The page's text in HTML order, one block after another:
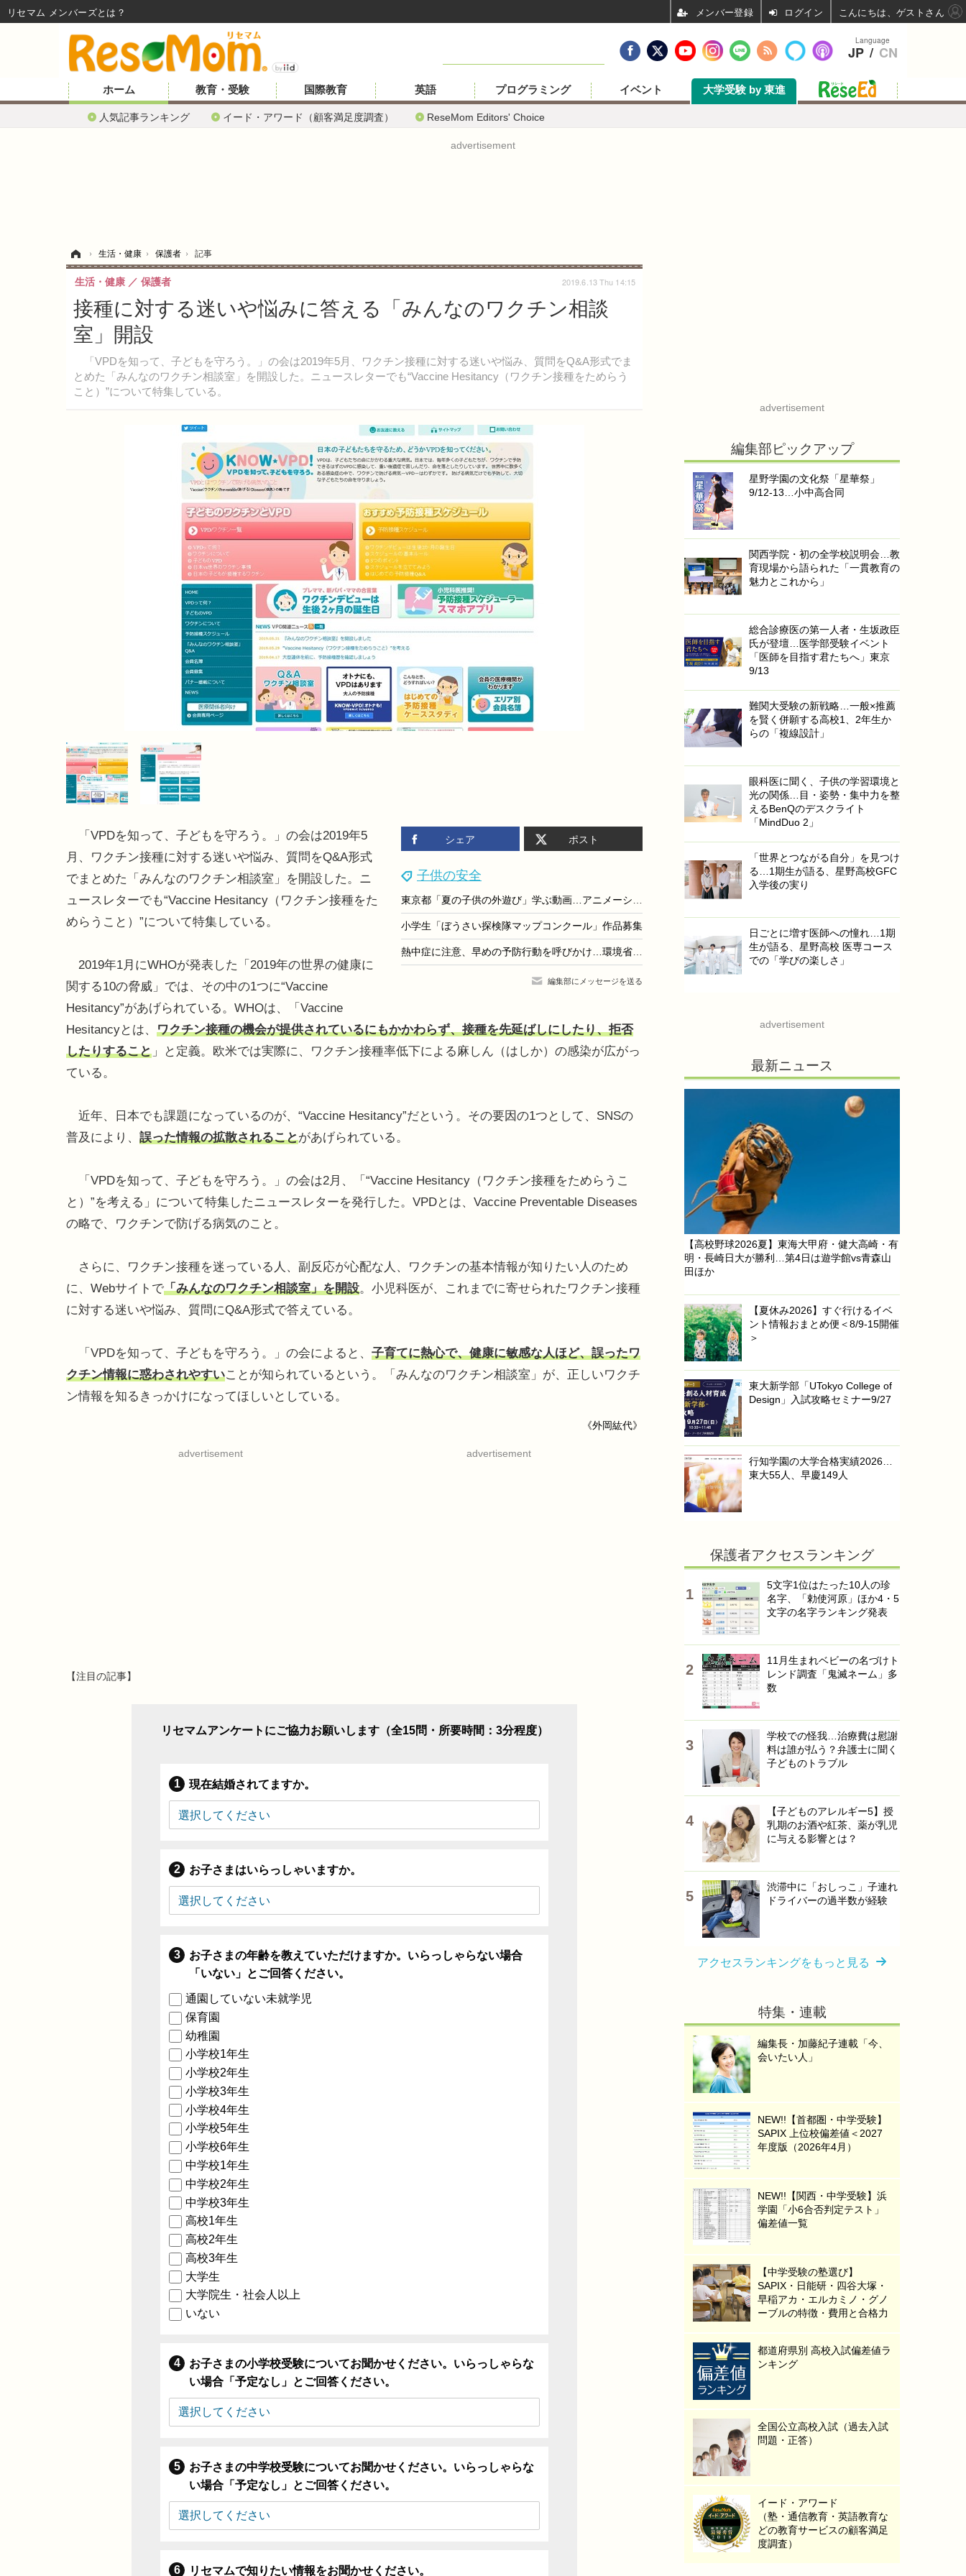
ホーム
人気記事ランキング イード・アワード（顧客満足度調査） ReseMom Editors' Choice
教育・受験 国際教育 英語 プログラミング イベント 大学受験 by 東進
advertisement
› 生活・健康 › 保護者 › 記事
接種に対する迷いや悩みに答える「みんなのワクチン相談
室」開設
「VPDを知って、子どもを守ろう。」の会は2019年5月、ワクチン接種に対する迷いや悩み、質問をQ&A形式でま
とめた「みんなのワクチン相談室」を開設した。ニュースレターでも“Vaccine Hesitancy（ワクチン接種をためらう
こと）”について特集している。
生活・健康 保護者 2019.6.13 Thu 14:15
シェア ポスト
子供の安全
東京都「夏の子供の外遊び」学ぶ動画…アニメーション編公開
小学生「ぼうさい探検隊マップコンクール」作品募集
熱中症に注意、早めの予防行動を呼びかけ…環境省・気象庁
編集部にメッセージを送る
「VPDを知って、子どもを守ろう。」の会は2019年5
月、ワクチン接種に対する迷いや悩み、質問をQ&A形式
でまとめた「みんなのワクチン相談室」を開設した。ニ
ュースレターでも“Vaccine Hesitancy（ワクチン接種をた
めらうこと）”について特集している。
2019年1月にWHOが発表した「2019年の世界の健康に
関する10の脅威」では、その中の1つに“Vaccine
Hesitancy”があげられている。WHOは、「Vaccine
Hesitancyとは、 ワクチン接種の機会が提供されているにもかかわらず、接種を先延ばしにしたり、拒否
したりすること 」と定義。欧米では実際に、ワクチン接種率低下による麻しん（はしか）の感染が広がっ
ている。
近年、日本でも課題になっているのが、“Vaccine Hesitancy”だという。その要因の1つとして、SNSの
普及により、 誤った情報の拡散されることがあげられている。
「VPDを知って、子どもを守ろう。」の会は2月、「“Vaccine Hesitancy（ワクチン接種をためらうこ
と）”を考える」について特集したニュースレターを発行した。VPDとは、Vaccine Preventable Diseases
の略で、ワクチンで防げる病気のこと。
さらに、ワクチン接種を迷っている人、副反応が心配な人、ワクチンの基本情報が知りたい人のため
に、Webサイトで「みんなのワクチン相談室」を開設。小児科医が、これまでに寄せられたワクチン接種
に対する迷いや悩み、質問にQ&A形式で答えている。
「VPDを知って、子どもを守ろう。」の会によると、 子育てに熱心で、健康に敏感な人ほど、誤ったワ
クチン情報に惑わされやすいことが知られているという。「みんなのワクチン相談室」が、正しいワクチ
ン情報を知るきっかけになってほしいとしている。
《外岡紘代》
advertisement advertisement
【注目の記事】
リセマムアンケートにご協力お願いします（全15問・所要時間：3分程度）
現在結婚されてますか。
お子さまはいらっしゃいますか。
お子さまの年齢を教えていただけますか。いらっしゃらない場合
「いない」とご回答ください。
通園していない未就学児
保育園
幼稚園
小学校1年生
小学校2年生
小学校3年生
小学校4年生
小学校5年生
小学校6年生
中学校1年生
中学校2年生
中学校3年生
高校1年生
高校2年生
高校3年生
大学生
大学院生・社会人以上
いない
お子さまの小学校受験についてお聞かせください。いらっしゃらな
い場合「予定なし」とご回答ください。
お子さまの中学校受験についてお聞かせください。いらっしゃらな
い場合「予定なし」とご回答ください。
リセマムで知りたい情報をお聞かせください。
advertisement
編集部ピックアップ
星野学園の文化祭「星華祭」
9/12-13…小中高合同
関西学院・初の全学校説明会…教
育現場から語られた「一貫教育の
魅力とこれから」
総合診療医の第一人者・生坂政臣
氏が登壇…医学部受験イベント
「医師を目指す君たちへ」東京
9/13
難関大受験の新戦略…一般×推薦
を賢く併願する高校1、2年生か
らの「複線設計」
眼科医に聞く、子供の学習環境と
光の関係…目・姿勢・集中力を整
えるBenQのデスクライト
「MindDuo 2」
「世界とつながる自分」を見つけ
る…1期生が語る、星野高校GFC
入学後の実り
日ごとに増す医師への憧れ…1期
生が語る、星野高校 医専コース
での「学びの楽しさ」
advertisement
最新ニュース
【高校野球2026夏】東海大甲府・健大高崎・有
明・長崎日大が勝利…第4日は遊学館vs青森山
田ほか
【夏休み2026】すぐ行けるイベ
ント情報おまとめ便＜8/9-15開催
＞
東大新学部「UTokyo College of
Design」入試攻略セミナー9/27
行知学園の大学合格実績2026…
東大55人、早慶149人
保護者アクセスランキング
5文字1位はたった10人の珍
名字、「勅使河原」ほか4・5
文字の名字ランキング発表
11月生まれベビーの名づけト
レンド調査「鬼滅ネーム」多
数
学校での怪我…治療費は慰謝
料は誰が払う？弁護士に聞く
子どものトラブル
【子どものアレルギー5】授
乳期のお酒や紅茶、薬が乳児
に与える影響とは？
渋滞中に「おしっこ」子連れ
ドライバーの過半数が経験
アクセスランキングをもっと見る
特集・連載
編集長・加藤紀子連載「今、
会いたい人」
NEW!!【首都圏・中学受験】
SAPIX 上位校偏差値＜2027
年度版（2026年4月）
NEW!!【関西・中学受験】浜
学園「小6合否判定テスト」
偏差値一覧
【中学受験の塾選び】
SAPIX・日能研・四谷大塚・
早稲アカ・エルカミノ・グノ
ーブルの特徴・費用と合格力
都道府県別 高校入試偏差値ラ
ンキング
全国公立高校入試（過去入試
問題・正答）
イード・アワード
（塾・通信教育・英語教育な
どの教育サービスの顧客満足
度調査）
Language
JP / CN
リセマム メンバーズ ログイン こんにちは、ゲストさん